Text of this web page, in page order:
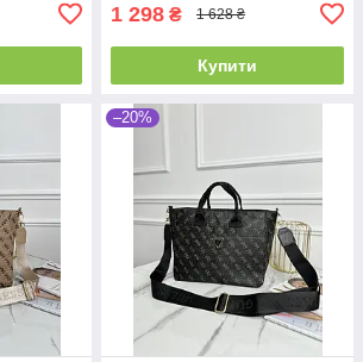
1 298 ₴ 1 628 ₴
Купити
–20%